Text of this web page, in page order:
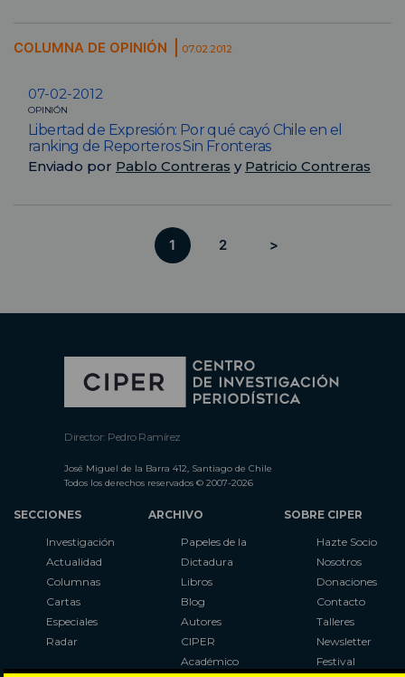
COLUMNA DE OPINIÓN 07.02.2012
07-02-2012
OPINIÓN
Libertad de Expresión: Por qué cayó Chile en el
ranking de Reporteros Sin Fronteras
Enviado por Pablo Contreras y Patricio Contreras
1 2 >
Director: Pedro Ramírez
José Miguel de la Barra 412, Santiago de Chile
Todos los derechos reservados © 2007-2026
SECCIONES
Investigación
Actualidad
Columnas
Cartas
Especiales
Radar
ARCHIVO
Papeles de la
Dictadura
Libros
Blog
Autores
CIPER
Académico
SOBRE CIPER
Hazte Socio
Nosotros
Donaciones
Contacto
Talleres
Newsletter
Festival